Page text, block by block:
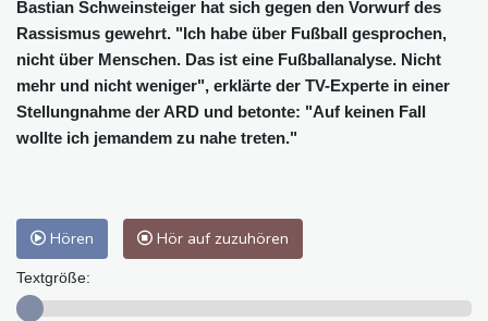
Bastian Schweinsteiger hat sich gegen den Vorwurf des
Rassismus gewehrt. "Ich habe über Fußball gesprochen,
nicht über Menschen. Das ist eine Fußballanalyse. Nicht
mehr und nicht weniger", erklärte der TV-Experte in einer
Stellungnahme der ARD und betonte: "Auf keinen Fall
wollte ich jemandem zu nahe treten."
Hören Hör auf zuzuhören
Textgröße: